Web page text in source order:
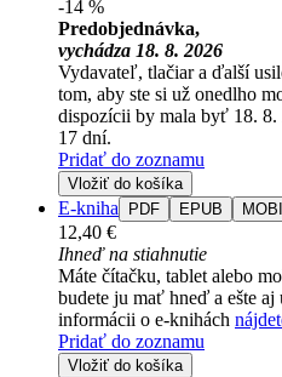
-14 %
Predobjednávka,
vychádza 18. 8. 2026
Vydavateľ, tlačiar a ďalší
tom, aby ste si už onedlho
dispozícii by mala byť 18. 8.
17 dní.
Pridať do zoznamu
Vložiť do košíka
E-kniha PDF EPUB MOBI
12,40 €
Ihneď na stiahnutie
Máte čítačku, tablet alebo
budete ju mať hneď a ešte
informácii o e-knihách
Pridať do zoznamu
Vložiť do košíka